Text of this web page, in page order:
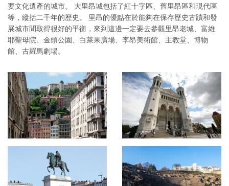
要文化遺產的城市。 大里昂城包括了紅十字區、舊里昂區和現代區
等，縱括二千年的歷史。 里昂的優點在於能夠在保存歷史古蹟和發
展城市間取得很好的平衡，來到這邊一定要去參觀里昂老城、富維
耶聖母院、金頭公園、白萊果廣場、李昂美術館、主教堂、博物
館、古羅馬劇場。